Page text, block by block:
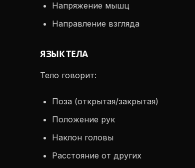
Напряжение мышц
Направление взгляда
ЯЗЫК ТЕЛА
Тело говорит:
Поза (открытая/закрытая)
Положение рук
Наклон головы
Расстояние от других